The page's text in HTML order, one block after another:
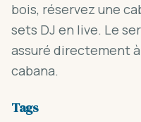
bois, réservez une
sets DJ en live. Le
assuré directement
cabana.
Tags